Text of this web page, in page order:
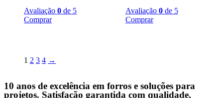
Avaliação 0 de 5
Comprar
Avaliação 0de 5
Comprar
1 2 3 4 →
10 anos de excelência em forros e soluções para
projetos. Satisfação garantida com qualidade,